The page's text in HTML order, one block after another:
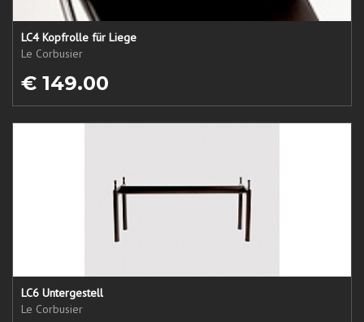
LC4 Kopfrolle für Liege
Le Corbusier
€ 149.00
LC6 Untergestell
Le Corbusier